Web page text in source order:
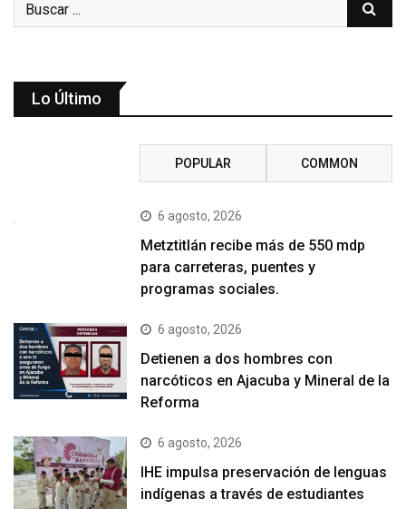
Lo Último
POPULAR COMMON
6 agosto, 2026
Metztitlán recibe más de 550 mdp
para carreteras, puentes y
programas sociales.
6 agosto, 2026
Detienen a dos hombres con
narcóticos en Ajacuba y Mineral de la
Reforma
6 agosto, 2026
IHE impulsa preservación de lenguas
indígenas a través de estudiantes